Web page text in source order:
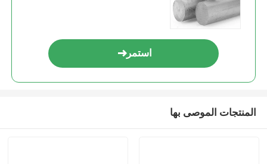
استمر
المنتجات الموصى بها